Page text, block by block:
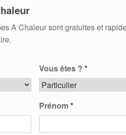
A Chaleur sont gratuites et
Vous êtes ? *
Prénom*